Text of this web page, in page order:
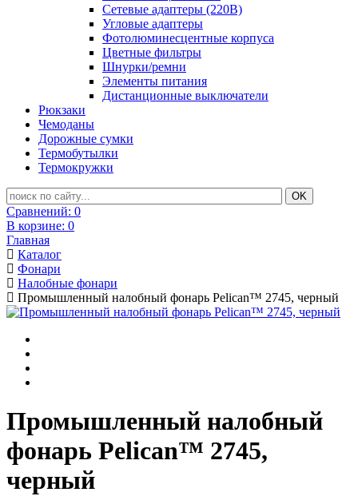
Сетевые адаптеры (220В)
Угловые адаптеры
Фотолюминесцентные корпуса
Цветные фильтры
Шнурки/ремни
Элементы питания
Дистанционные выключатели
Рюкзаки
Чемоданы
Дорожные сумки
Термобутылки
Термокружки
Сравнений: 0
В корзине: 0
Главная
Каталог
Фонари
Налобные фонари
Промышленный налобный фонарь Pelican™ 2745, черный
Промышленный налобный
фонарь Pelican™ 2745,
черный